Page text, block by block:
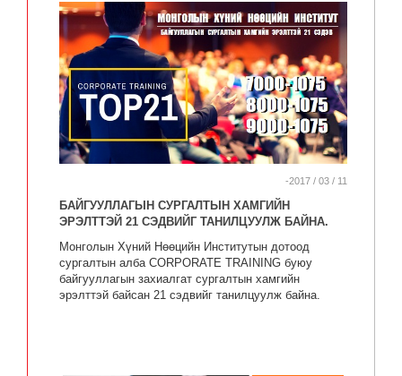
-2017 / 03 / 11
БАЙГУУЛЛАГЫН СУРГАЛТЫН ХАМГИЙН
ЭРЭЛТТЭЙ 21 СЭДВИЙГ ТАНИЛЦУУЛЖ БАЙНА.
Монголын Хүний Нөөцийн Институтын дотоод
сургалтын алба CORPORATE TRAINING буюу
байгууллагын захиалгат сургалтын хамгийн
эрэлттэй байсан 21 сэдвийг танилцуулж байна.